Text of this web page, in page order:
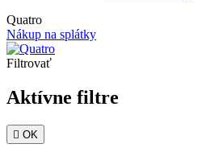
Quatro
Nákup na splátky
Filtrovať
Aktívne filtre
 OK